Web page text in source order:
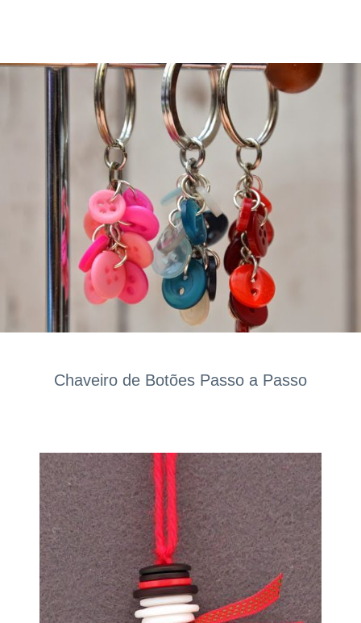
Chaveiro de Botões Passo a Passo